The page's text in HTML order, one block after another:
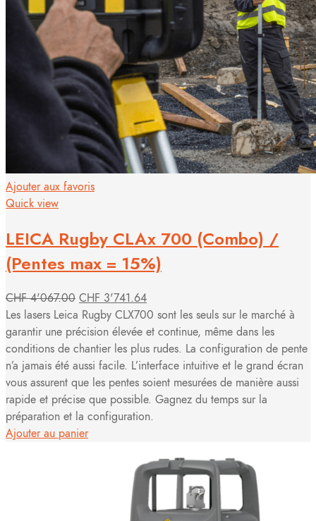
Ajouter aux favoris
Quick view
LEICA Rugby CLAx 700 (Combo) /
(Pentes max = 15%)
CHF4'067.00 CHF 3'741.64
Les lasers Leica Rugby CLX700 sont les seuls sur le marché à
garantir une précision élevée et continue, même dans les
conditions de chantier les plus rudes. La configuration de pente
n’a jamais été aussi facile. L’interface intuitive et le grand écran
vous assurent que les pentes soient mesurées de manière aussi
rapide et précise que possible. Gagnez du temps sur la
préparation et la configuration.
Ajouter au panier